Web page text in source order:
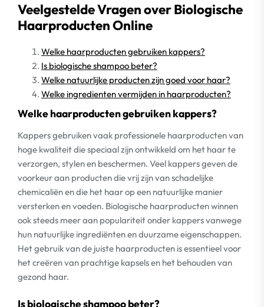
Veelgestelde Vragen over Biologische
Haarproducten Online
Welke haarproducten gebruiken kappers?
Is biologische shampoo beter?
Welke natuurlijke producten zijn goed voor haar?
Welke ingredienten vermijden in haarproducten?
Welke haarproducten gebruiken kappers?
Kappers gebruiken vaak professionele haarproducten van
hoge kwaliteit die speciaal zijn ontwikkeld om het haar te
verzorgen, stylen en beschermen. Veel kappers geven de
voorkeur aan producten die vrij zijn van schadelijke
chemicaliën en die het haar op een natuurlijke manier
versterken en voeden. Biologische haarproducten winnen
ook steeds meer aan populariteit onder kappers vanwege
hun natuurlijke ingrediënten en duurzame eigenschappen.
Het gebruik van de juiste haarproducten is essentieel voor
het creëren van prachtige kapsels en het behouden van
gezond haar.
Is biologische shampoo beter?